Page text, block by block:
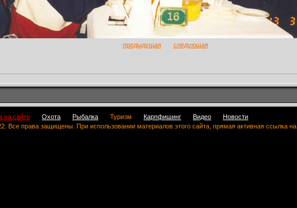
предыдущая следующая
на сайте Охота Рыбалка Туризм Карпфишинг Видео
Новости
Все права защищены. При использовании материалов этого сайта, прямая активная ссылка на